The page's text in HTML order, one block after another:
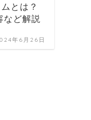
とは？
など解説
年6月26日